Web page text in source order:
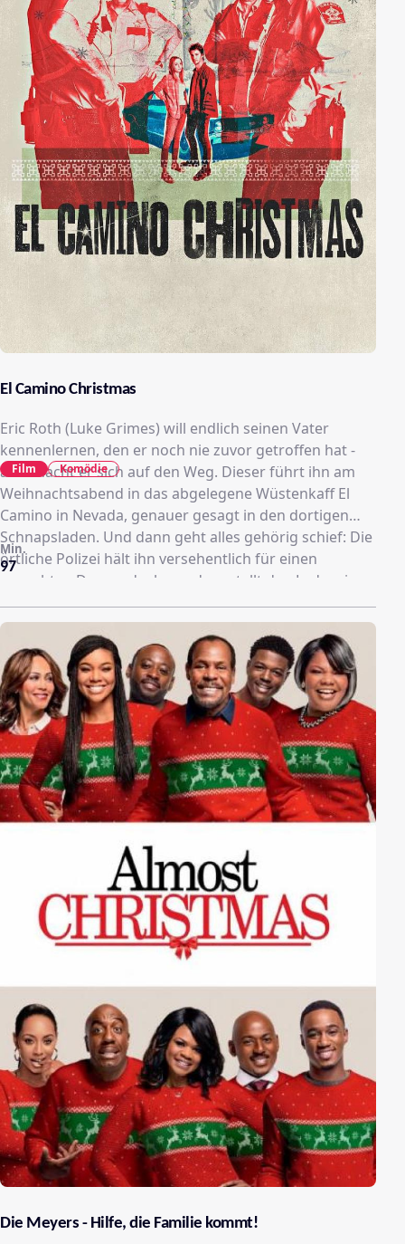
El Camino Christmas
Eric Roth (Luke Grimes) will endlich seinen Vater
kennenlernen, den er noch nie zuvor getroffen hat -
also macht er sich auf den Weg. Dieser führt ihn am
Weihnachtsabend in das abgelegene Wüstenkaff El
Camino in Nevada, genauer gesagt in den dortigen
Schnapsladen. Und dann geht alles gehörig schief: Die
örtliche Polizei hält ihn versehentlich für einen
gesuchten Drogendealer und umstellt den Laden, in
dem der junge Mann nun mit den anderen Kunden
festsitzt. Zu den schrägen, bunt
zusammengewürfelten Gestalten, mit denen Eric nun
unfreiwillig Weihnachten verbringen muss, gehört
auch sein ihm unbekannter Vater – was Eric natürlich
nicht ahnt…
97
Min.
Film Komödie
Die Meyers - Hilfe, die Familie kommt!